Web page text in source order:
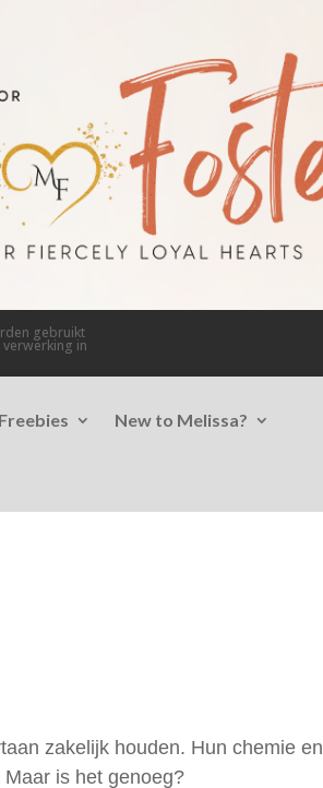
gebruikt
in
Freebies New to Melissa?
zakelijk houden. Hun chemie en
is het genoeg?